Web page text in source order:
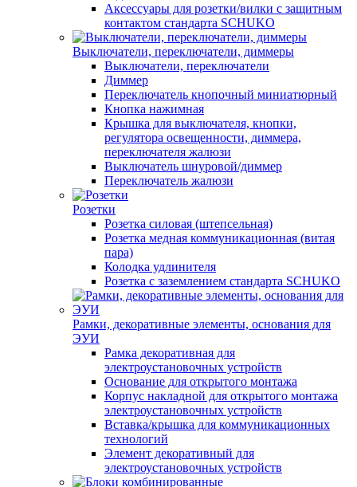
Аксессуары для розетки/вилки с защитным
контактом стандарта SCHUKO
Выключатели, переключатели, диммеры
Выключатели, переключатели
Диммер
Переключатель кнопочный миниатюрный
Кнопка нажимная
Крышка для выключателя, кнопки,
регулятора освещенности, диммера,
переключателя жалюзи
Выключатель шнуровой/диммер
Переключатель жалюзи
Розетки
Розетка силовая (штепсельная)
Розетка медная коммуникационная (витая
пара)
Колодка удлинителя
Розетка с заземлением стандарта SCHUKO
Рамки, декоративные элементы, основания для
ЭУИ
Рамка декоративная для
электроустановочных устройств
Основание для открытого монтажа
Корпус накладной для открытого монтажа
электроустановочных устройств
Вставка/крышка для коммуникационных
технологий
Элемент декоративный для
электроустановочных устройств